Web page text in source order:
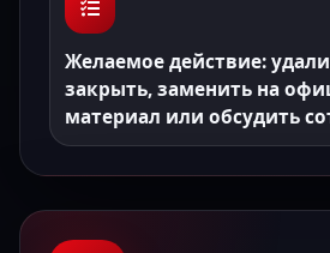
Желаемое действие:
закрыть, заменить на
материал или обсудить